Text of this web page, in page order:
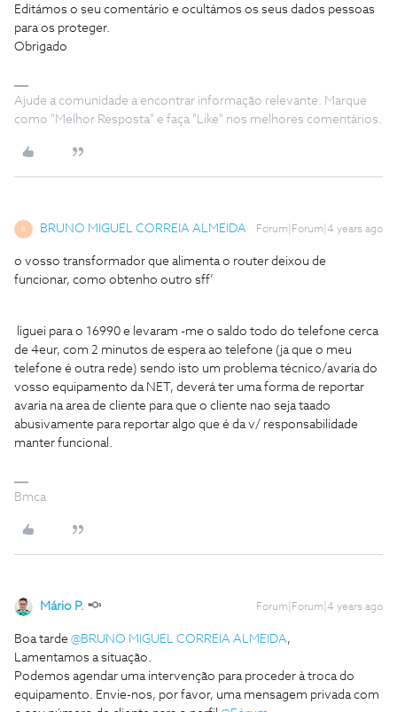
Editámos o seu comentário e ocultámos os seus dados pessoas
para os proteger.
Obrigado
Ajude a comunidade a encontrar informação relevante. Marque
como "Melhor Resposta" e faça "Like" nos melhores comentários.
B BRUNO MIGUEL CORREIA ALMEIDA Forum|Forum|4 years ago
o vosso transformador que alimenta o router deixou de
funcionar, como obtenho outro sff’
liguei para o 16990 e levaram -me o saldo todo do telefone cerca
de 4eur, com 2 minutos de espera ao telefone (ja que o meu
telefone é outra rede) sendo isto um problema técnico/avaria do
vosso equipamento da NET, deverá ter uma forma de reportar
avaria na area de cliente para que o cliente nao seja taado
abusivamente para reportar algo que é da v/ responsabilidade
manter funcional.
Bmca
Mário P. Forum|Forum|4 years ago
Boa tarde @BRUNO MIGUEL CORREIA ALMEIDA,
Lamentamos a situação.
Podemos agendar uma intervenção para proceder à troca do
equipamento. Envie-nos, por favor, uma mensagem privada com